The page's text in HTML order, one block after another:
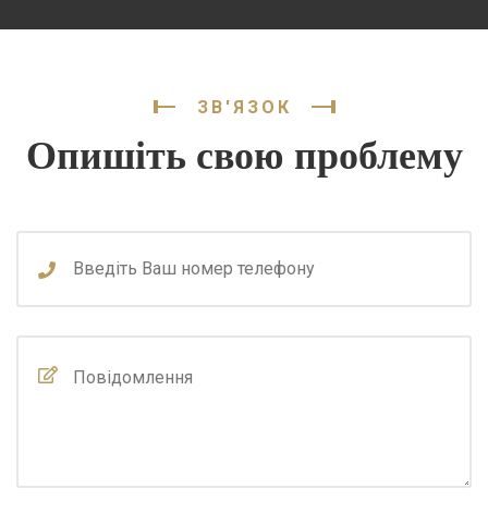
ЗВ'ЯЗОК
Опишіть свою проблему